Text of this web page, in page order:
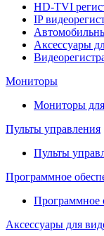
HD-TVI
IP
Аксессуары
Мониторы
Мониторы
Пульты управления
Пульты
Программное
Программное
Аксессуары для